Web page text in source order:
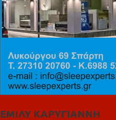
ΕΜΙΛΥ ΚΑΡΥΓΙΑΝΝΗ